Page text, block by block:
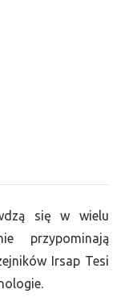
się w wielu
przypominają
Irsap Tesi